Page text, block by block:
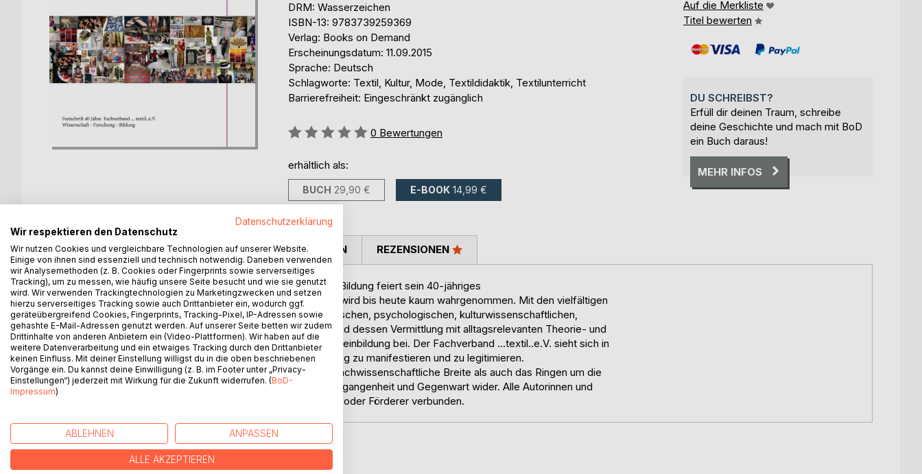
DRM: Wasserzeichen
ISBN-13: 9783739259369
Verlag: Books on Demand
Erscheinungsdatum: 11.09.2015
Sprache: Deutsch
Schlagworte: Textil, Kultur, Mode, Textildidaktik, Textilunterricht
Barrierefreiheit: Eingeschränkt zugänglich
Bewertung::
0 Bewertungen
erhältlich als:
BUCH 29,90 € E-BOOK 14,99 €
Auf die Merkliste
Titel bewerten
DU SCHREIBST?
Erfüll dir deinen Traum, schreibe
deine Geschichte und mach mit BoD
ein Buch daraus!
MEHR INFOS
BESCHREIBUNG
Der Fachverband …textil..e.V., Wissenschaft–Forschung–Bildung feiert sein 40-jähriges
Bestehen. Der fundamentale Bildungsgehalt des Textilen wird bis heute kaum wahrgenommen. Mit den vielfältigen
technologischen, ökologischen, ökonomischen, soziologischen, psychologischen, kulturwissenschaftlichen,
historischen und ästhetischen Anteilen trägt das Textile und dessen Vermittlung mit alltagsrelevanten Theorie- und
Praxisanteilen zu einer umfassenden zeitgemäßen Allgemeinbildung bei. Der Fachverband …textil..e.V. sieht sich in
der Verantwortung, die Relevanz des Textilen in der Bildung zu manifestieren und zu legitimieren.
In der vorliegenden Festschrift spiegeln sich sowohl die fachwissenschaftliche Breite als auch das Ringen um die
didaktische Weiterentwicklung des Textilunterrichts in Vergangenheit und Gegenwart wider. Alle Autorinnen und
Autoren sind dem Fachverband …textil..e.V. als Mitglieder oder Förderer verbunden.
AUTOR/IN PRESSESTIMMEN REZENSIONEN
WEITERE TITEL BEIBoD
Datenschutzerklärung
Wir respektieren den Datenschutz
Wir nutzen Cookies und vergleichbare Technologien auf unserer Website.
Einige von ihnen sind essenziell und technisch notwendig. Daneben verwenden
wir Analysemethoden (z. B. Cookies oder Fingerprints sowie serverseitiges
Tracking), um zu messen, wie häufig unsere Seite besucht und wie sie genutzt
wird. Wir verwenden Trackingtechnologien zu Marketingzwecken und setzen
hierzu serverseitiges Tracking sowie auch Drittanbieter ein, wodurch ggf.
geräteübergreifend Cookies, Fingerprints, Tracking-Pixel, IP-Adressen sowie
gehashte E-Mail-Adressen genutzt werden. Auf unserer Seite betten wir zudem
Drittinhalte von anderen Anbietern ein (Video-Plattformen). Wir haben auf die
weitere Datenverarbeitung und ein etwaiges Tracking durch den Drittanbieter
keinen Einfluss. Mit deiner Einstellung willigst du in die oben beschriebenen
Vorgänge ein. Du kannst deine Einwilligung (z. B. im Footer unter „Privacy-
Einstellungen“) jederzeit mit Wirkung für die Zukunft widerrufen. (BoD-
Impressum)
ABLEHNEN ANPASSEN
ALLE AKZEPTIEREN